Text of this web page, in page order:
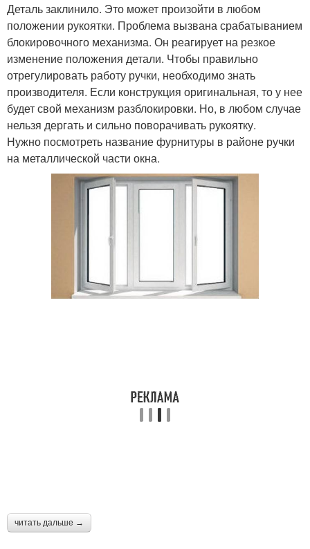
Деталь заклинило. Это может произойти в любом
положении рукоятки. Проблема вызвана срабатыванием
блокировочного механизма. Он реагирует на резкое
изменение положения детали. Чтобы правильно
отрегулировать работу ручки, необходимо знать
производителя. Если конструкция оригинальная, то у нее
будет свой механизм разблокировки. Но, в любом случае
нельзя дергать и сильно поворачивать рукоятку.
Нужно посмотреть название фурнитуры в районе ручки
на металлической части окна.
читать дальше →